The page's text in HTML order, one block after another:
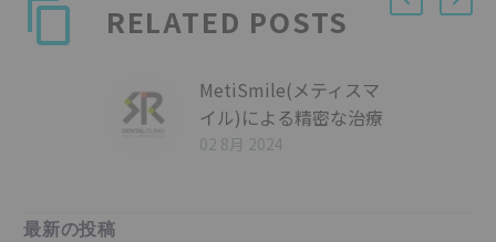
RELATED POSTS
MetiSmile(メティスマ
イル)による精密な治療
計画
02 8月 2024
最新の投稿